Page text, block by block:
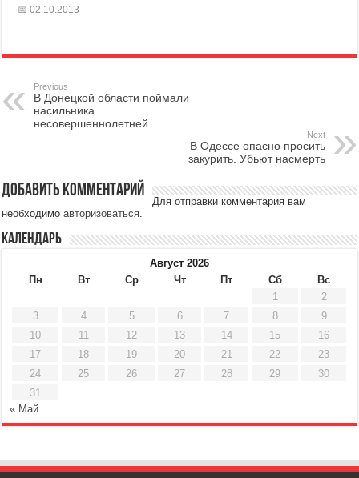
02.10.2013
Previous
В Донецкой области поймали
насильника
несовершеннолетней
Next
В Одессе опасно просить
закурить. Убьют насмерть
Добавить комментарий
Для отправки комментария вам
необходимоавторизоваться.
Календарь
Август 2026
Пн
Вт Ср Чт Пт Сб
Вс
1
2
3
4 5 6 7 8
9
10
11 12 13 14 15
16
17
18 19 20 21 22
23
24
25 26 27 28 29
30
31
« Май